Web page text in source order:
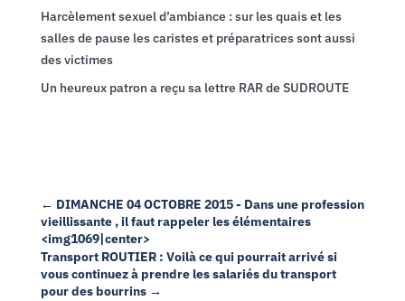
Harcèlement sexuel d’ambiance : sur les quais et les
salles de pause les caristes et préparatrices sont aussi
des victimes
Un heureux patron a reçu sa lettre RAR de SUDROUTE
← DIMANCHE 04 OCTOBRE 2015 - Dans une profession
vieillissante , il faut rappeler les élémentaires
<img1069|center>
Transport ROUTIER : Voilà ce qui pourrait arrivé si
vous continuez à prendre les salariés du transport
pour des bourrins→